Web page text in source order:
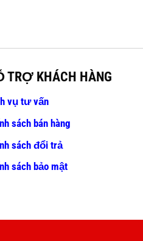
TRỢ KHÁCH HÀNG
vụ tư vấn
sách bán hàng
sách đổi trả
sách bảo mật